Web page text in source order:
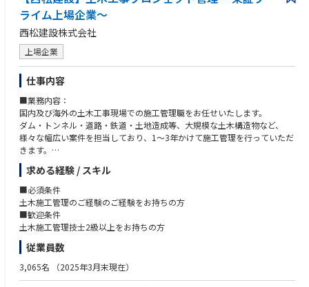
ライム上場企業～
西松建設株式会社
上場企業
仕事内容
■業務内容：
国内及び海外の土木工事現場での施工管理職をお任せいたします。
ダム・トンネル・道路・鉄道・土地造成等、大規模な土木構造物など、
様々な幅広い案件を担当しており、1～3年かけて施工管理を行っていただ
きます。
＜実績一覧＞
https://www.nishimatsu.co.jp/ourworks/
求める経験 / スキル
■必須条件
土木施工管理のご経験のご経験をお持ちの方
■歓迎条件
土木施工管理技士2級以上をお持ちの方
従業員数
3,065名 （2025年3月末現在）